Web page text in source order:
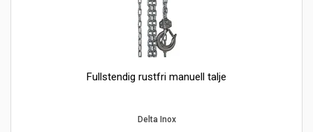
Fullstendig rustfri manuell talje
Delta Inox